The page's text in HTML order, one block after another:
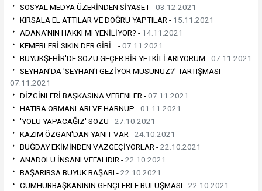
SOSYAL MEDYA ÜZERİNDEN SİYASET -03.12.2021
KIRSALA EL ATTILAR VE DOĞRU YAPTILAR - 15.11.2021
ADANA'NIN HAKKI MI YENİLİYOR? - 14.11.2021
KEMERLERİ SIKIN DER GİBİ… -07.11.2021
BÜYÜKŞEHİR'DE SÖZÜ GEÇER BİR YETKİLİ ARIYORUM -07.11.2021
SEYHAN'DA 'SEYHAN'I GEZİYOR MUSUNUZ?' TARTIŞMASI -
07.11.2021
DİZGİNLERİ BAŞKASINA VERENLER -07.11.2021
HATIRA ORMANLARI VE HARNUP -01.11.2021
'YOLU YAPACAĞIZ' SÖZÜ -27.10.2021
KAZIM ÖZGAN'DAN YANIT VAR -24.10.2021
BUĞDAY EKİMİNDEN VAZGEÇİYORLAR -22.10.2021
ANADOLU İNSANI VEFALIDIR -22.10.2021
BAŞARIRSA BÜYÜK BAŞARI -22.10.2021
CUMHURBAŞKANININ GENÇLERLE BULUŞMASI -22.10.2021